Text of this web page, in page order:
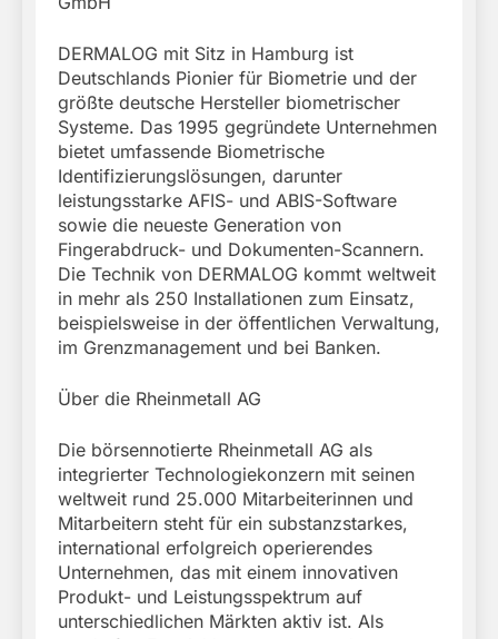
DERMALOG mit Sitz in Hamburg ist
Deutschlands Pionier für Biometrie und der
größte deutsche Hersteller biometrischer
Systeme. Das 1995 gegründete Unternehmen
bietet umfassende Biometrische
Identifizierungslösungen, darunter
leistungsstarke AFIS- und ABIS-Software
sowie die neueste Generation von
Fingerabdruck- und Dokumenten-Scannern.
Die Technik von DERMALOG kommt weltweit
in mehr als 250 Installationen zum Einsatz,
beispielsweise in der öffentlichen Verwaltung,
im Grenzmanagement und bei Banken.
Über die Rheinmetall AG
Die börsennotierte Rheinmetall AG als
integrierter Technologiekonzern mit seinen
weltweit rund 25.000 Mitarbeiterinnen und
Mitarbeitern steht für ein substanzstarkes,
international erfolgreich operierendes
Unternehmen, das mit einem innovativen
Produkt- und Leistungsspektrum auf
unterschiedlichen Märkten aktiv ist. Als